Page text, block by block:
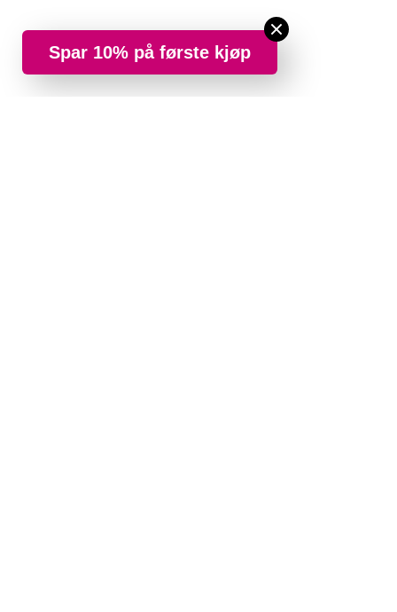
Spar 10% på første kjøp